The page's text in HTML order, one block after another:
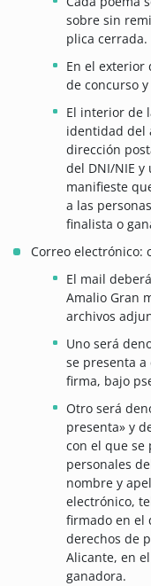
sobre sin
plica cerrada.
En el exterior
de concurso
El interior de
identidad del
dirección
del DNI/NIE
manifieste
a las
finalista o
Correo electrónico:
El mail
Amalio Gran
archivos
Uno será
se presenta
firma, bajo
Otro será
presenta» y
con el que se
personales
nombre y
electrónico,
firmado en el
derechos de
Alicante, en
ganadora.